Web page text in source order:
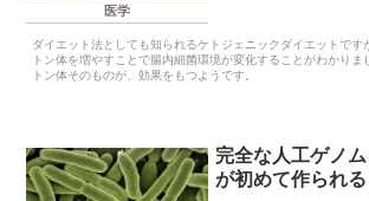
医学
ダイエット法としても知られるケトジェニックダイエットです
トン体を増やすことで腸内細菌環境が変化することがわかりま
トン体そのものが、効果をもつようです。
完全な人工ゲノ
が初めて作られる